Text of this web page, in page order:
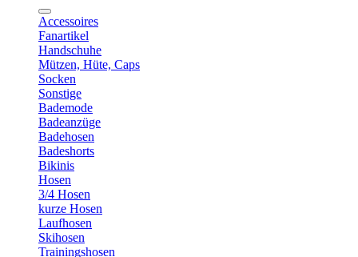
Accessoires
Fanartikel
Handschuhe
Mützen, Hüte, Caps
Socken
Sonstige
Bademode
Badeanzüge
Badehosen
Badeshorts
Bikinis
Hosen
3/4 Hosen
kurze Hosen
Laufhosen
Skihosen
Trainingshosen